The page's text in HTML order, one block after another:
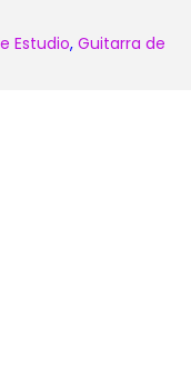
Estudio, Guitarra de